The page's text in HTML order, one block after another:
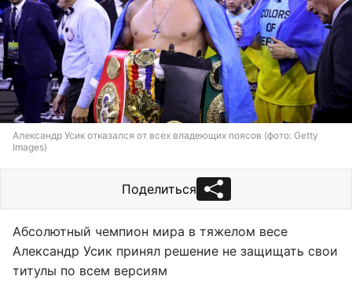
Александр Усик отказался от всех владеющих поясов (фото: Getty
Images)
Поделиться
Абсолютный чемпион мира в тяжелом весе
Александр Усик принял решение не защищать свои
титулы по всем версиям